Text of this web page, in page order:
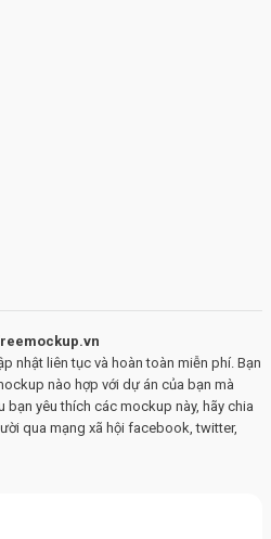
nhật liên tục và hoàn toàn miễn phí. Bạn
nào hợp với dự án của bạn mà
bạn yêu thích các mockup này, hãy chia
qua mạng xã hội facebook, twitter,